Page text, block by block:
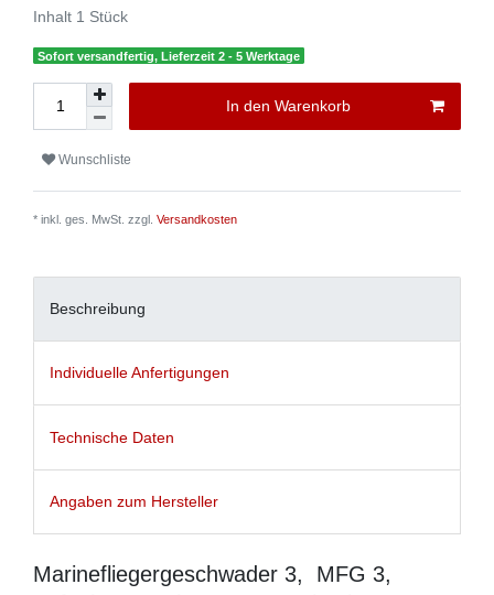
Inhalt 1 Stück
Sofort versandfertig, Lieferzeit 2 - 5 Werktage
In den Warenkorb
Wunschliste
* inkl. ges. MwSt. zzgl. Versandkosten
Beschreibung
Individuelle Anfertigungen
Technische Daten
Angaben zum Hersteller
Marinefliegergeschwader 3, MFG 3,